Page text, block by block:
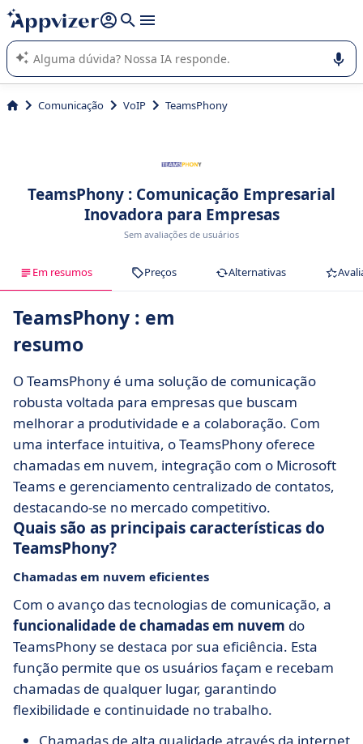
de nossa IA (várias linhas com
A IA do Appvizer o orienta no uso ou na seleção de software
SaaS para sua empresa.
Comunicação VoIP TeamsPhony
TeamsPhony : Comunicação Empresarial
Inovadora para Empresas
Sem avaliações de usuários
Em resumos Preços Alternativas
TeamsPhony : em
resumo
O TeamsPhony é uma solução de comunicação
robusta voltada para empresas que buscam
melhorar a produtividade e a colaboração. Com
uma interface intuitiva, o TeamsPhony oferece
chamadas em nuvem, integração com o Microsoft
Teams e gerenciamento centralizado de contatos,
destacando-se no mercado competitivo.
Quais são as principais características do
TeamsPhony?
Chamadas em nuvem eficientes
Com o avanço das tecnologias de comunicação, a
funcionalidade de chamadas em nuvem do
TeamsPhony se destaca por sua eficiência. Esta
função permite que os usuários façam e recebam
chamadas de qualquer lugar, garantindo
flexibilidade e continuidade no trabalho.